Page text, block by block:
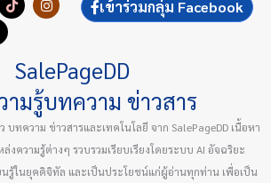
i
k
n
g
r
m
เข้าร่วมกลุ่ม Facebook
SalePageDD
ามรู้บทความ ข่าวสาร
บทความ ข่าวสารและเทคโนโลยี จาก SalePageDD เนื้อหา
งความรู้ต่างๆ รวบรวมเรียบเรียงโดยระบบ AI อัจฉริยะ
นรู้ในยุคดิจิทัล และเป็นประโยชน์แก่ผู้อ่านทุกท่าน เพื่อเป็น